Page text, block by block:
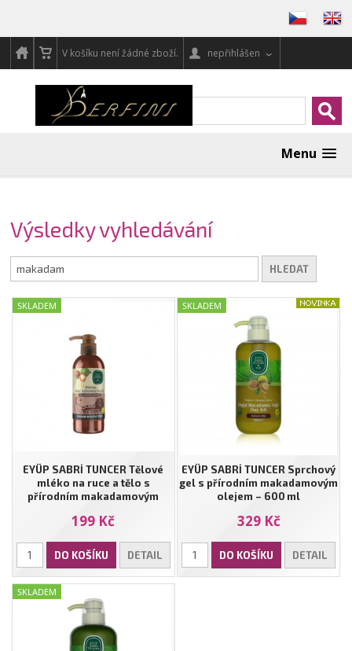
V košíku není žádné zboží. nepřihlášen
Menu
Výsledky vyhledávání
HLEDAT
EYÜP SABRİ TUNCER Tělové
mléko na ruce a tělo s
přírodním makadamovým
199 Kč
DO KOŠÍKU DETAIL
SKLADEM
EYÜP SABRİ TUNCER Sprchový
gel s přírodním makadamovým
olejem – 600 ml
329 Kč
DO KOŠÍKU DETAIL
SKLADEM
SKLADEM